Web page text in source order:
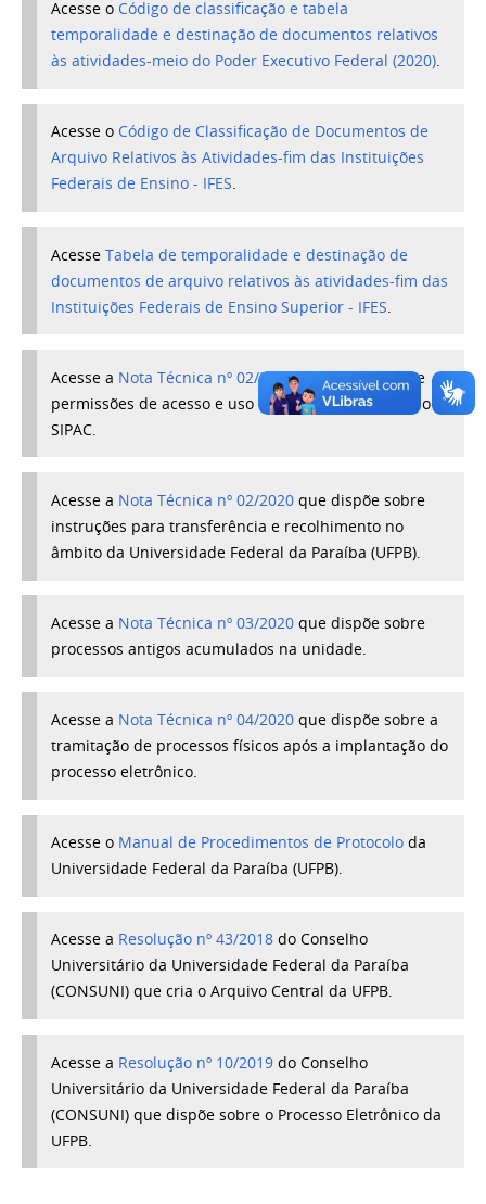
Acesse o Código de classificação e tabela
temporalidade e destinação de documentos relativos
às atividades-meio do Poder Executivo Federal (2020).
Acesse o Código de Classificação de Documentos de
Arquivo Relativos às Atividades-fim das Instituições
Federais de Ensino - IFES.
AcesseTabela de temporalidade e destinação de
documentos de arquivo relativos às atividades-fim das
Instituições Federais de Ensino Superior - IFES
Acesse a Nota Técnica nº 02/2022que dispõe sobre
permissões de acesso e uso do Módulo Protocolo do
SIPAC.
Acesse a Nota Técnica nº 02/2020que dispõe sobre
instruções para transferência e recolhimento no
âmbito da Universidade Federal da Paraíba (UFPB).
Acesse a Nota Técnica nº 03/2020 que dispõe sobre
processos antigos acumulados na unidade.
Acesse a Nota Técnica nº 04/2020 que dispõe sobre a
tramitação de processos físicos após a implantação do
processo eletrônico.
Acesse o Manual de Procedimentos de Protocoloda
Universidade Federal da Paraíba (UFPB).
Acesse a Resolução nº 43/2018 do Conselho
Universitário da Universidade Federal da Paraíba
(CONSUNI) que cria o Arquivo Central da UFPB.
Acesse a Resolução nº 10/2019 do Conselho
Universitário da Universidade Federal da Paraíba
(CONSUNI) que dispõe sobre o Processo Eletrônico da
UFPB.